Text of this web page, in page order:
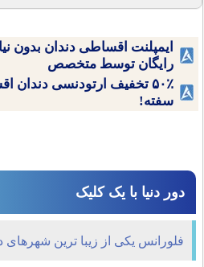
ایمپلنت اقساطی دندان بدون
رایگان توسط متخصص
۵۰٪ تخفیف ارتودنسی دندان
سفته!
دور دنیا با یک کلیک
فلورانس یکی از زیبا ترین شهرهای